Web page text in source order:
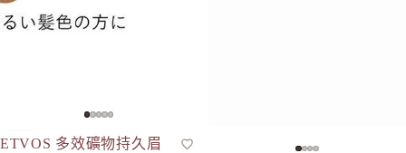
眉筆
人氣
ETVOS 多效礦物持久眉